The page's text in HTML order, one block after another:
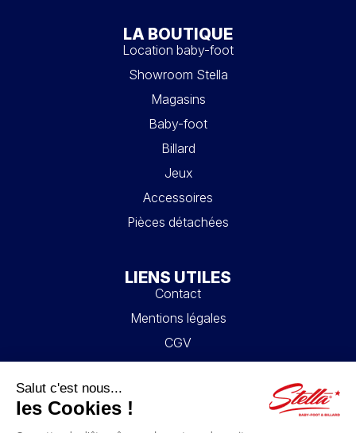
LA BOUTIQUE
Location baby-foot
Showroom Stella
Magasins
Baby-foot
Billard
Jeux
Accessoires
Pièces détachées
LIENS UTILES
Contact
Mentions légales
CGV